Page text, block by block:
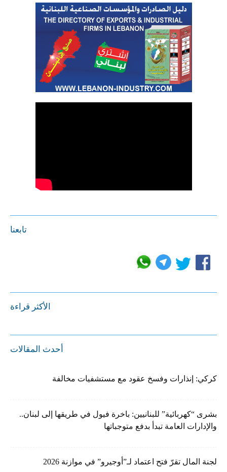
تابعنا
الأكثر قراءة
أحدث المقالات
كركي: إنذارات وفسخ عقود مع مستشفيات مخالفة
بشرى “كهربائية” للبنانيين: باخرة فيول في طريقها إلى لبنان..
والإدارات العامة تبدأ بدفع متوجباتها
لجنة المال تقرّ فتح اعتماد لـ”أوجيرو” في موازنة 2026